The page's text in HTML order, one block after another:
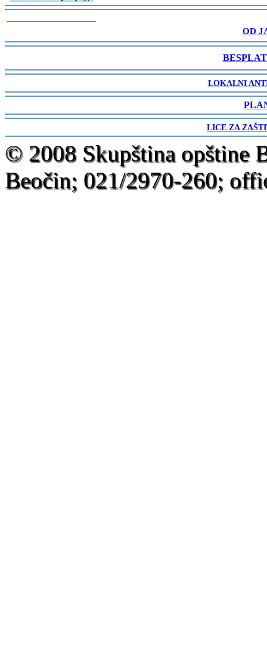
-
-
OD
-
-
LOKALNI
-
-
LICE ZA
© 2008 Skupština opštine
Beočin; 021/2970-260;